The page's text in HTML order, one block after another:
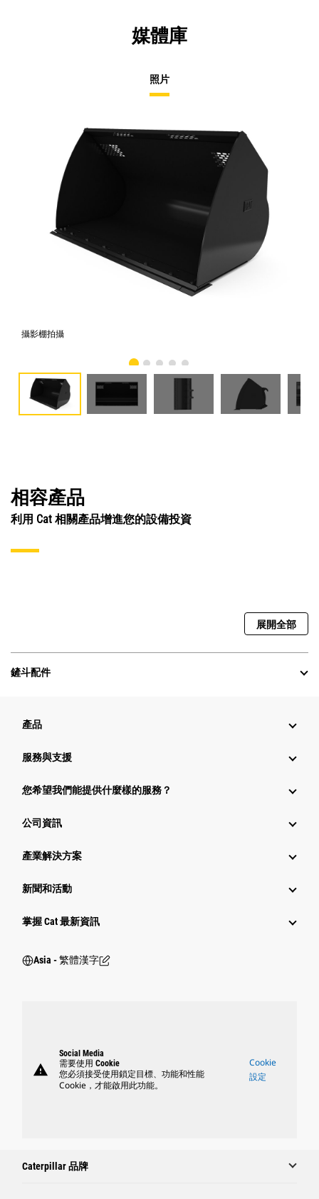
媒體庫
照片
攝影棚拍攝
相容產品
利用 Cat 相關產品增進您的設備投資
展開全部
鏟斗配件
產品
服務與支援
您希望我們能提供什麼樣的服務？
公司資訊
產業解決方案
新聞和活動
掌握 Cat 最新資訊
Asia - 繁體漢字
warning
Social Media
需要使用 Cookie
您必須接受使用鎖定目標、功能和性能
Cookie，才能啟用此功能。
Cookie
設定
Caterpillar 品牌